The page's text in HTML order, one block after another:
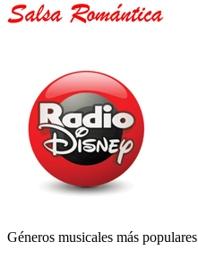
Géneros musicales más populares